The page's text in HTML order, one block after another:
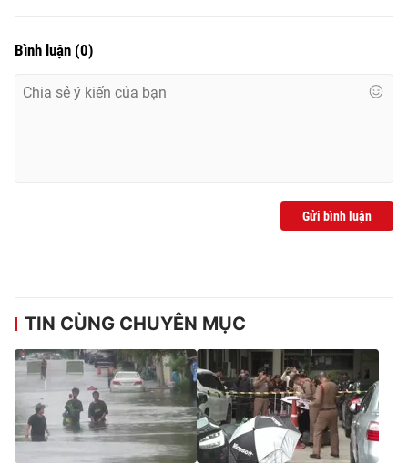
Tổng đài VTV:
Email: toasoan@vtv.vn
® Cấm sao chép dưới mọi hình thức nếu không có sự chấp
thuận bằng văn bản. Ghi rõ nguồn VTV.vn khi phát hành lại
thông tin từ website này.
Bình luận (0)
Gửi bình luận
TIN CÙNG CHUYÊN MỤC